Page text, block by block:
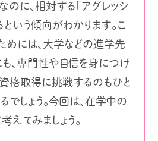
のに、相対する「アグレッシ
いう傾向がわかります。こ
めには、大学などの進学先
、専門性や自信を身につけ
格取得に挑戦するのもひと
でしょう。今回は、在学中の
えてみましょう。